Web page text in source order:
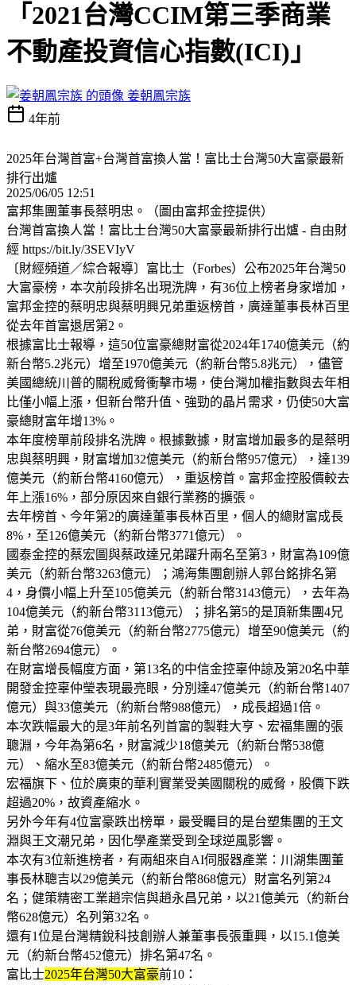
「2021台灣CCIM第三季商業
不動產投資信心指數(ICI)」
姜朝鳳宗族
4年前
2025年台灣首富+台灣首富換人當！富比士台灣50大富豪最新
排行出爐
2025/06/05 12:51
富邦集團董事長蔡明忠。（圖由富邦金控提供）
台灣首富換人當！富比士台灣50大富豪最新排行出爐 - 自由財
經 https://bit.ly/3SEVIyV
〔財經頻道／綜合報導〕富比士（Forbes）公布2025年台灣50
大富豪榜，本次前段排名出現洗牌，有36位上榜者身家增加，
富邦金控的蔡明忠與蔡明興兄弟重返榜首，廣達董事長林百里
從去年首富退居第2。
根據富比士報導，這50位富豪總財富從2024年1740億美元（約
新台幣5.2兆元）增至1970億美元（約新台幣5.8兆元），儘管
美國總統川普的關稅威脅衝擊市場，使台灣加權指數與去年相
比僅小幅上漲，但新台幣升值、強勁的晶片需求，仍使50大富
豪總財富年增13%。
本年度榜單前段排名洗牌。根據數據，財富增加最多的是蔡明
忠與蔡明興，財富增加32億美元（約新台幣957億元），達139
億美元（約新台幣4160億元），重返榜首。富邦金控股價較去
年上漲16%，部分原因來自銀行業務的擴張。
去年榜首、今年第2的廣達董事長林百里，個人的總財富成長
8%，至126億美元（約新台幣3771億元）。
國泰金控的蔡宏圖與蔡政達兄弟躍升兩名至第3，財富為109億
美元（約新台幣3263億元）；鴻海集團創辦人郭台銘排名第
4，身價小幅上升至105億美元（約新台幣3143億元），去年為
104億美元（約新台幣3113億元）；排名第5的是頂新集團4兄
弟，財富從76億美元（約新台幣2775億元）增至90億美元（約
新台幣2694億元）。
在財富增長幅度方面，第13名的中信金控辜仲諒及第20名中華
開發金控辜仲瑩表現最亮眼，分別達47億美元（約新台幣1407
億元）與33億美元（約新台幣988億元），成長超過1倍。
本次跌幅最大的是3年前名列首富的製鞋大亨、宏福集團的張
聰淵，今年為第6名，財富減少18億美元（約新台幣538億
元）、縮水至83億美元（約新台幣2485億元）。
宏福旗下、位於廣東的華利實業受美國關稅的威脅，股價下跌
超過20%，故資產縮水。
另外今年有4位富豪跌出榜單，最受矚目的是台塑集團的王文
淵與王文潮兄弟，因化學產業受到全球逆風影響。
本次有3位新進榜者，有兩組來自AI伺服器產業：川湖集團董
事長林聰吉以29億美元（約新台幣868億元）財富名列第24
名；健策精密工業趙宗信與趙永昌兄弟，以21億美元（約新台
幣628億元）名列第32名。
還有1位是台灣精銳科技創辦人兼董事長張重興，以15.1億美
元（約新台幣452億元）排名第47名。
富比士2025年台灣50大富豪前10：